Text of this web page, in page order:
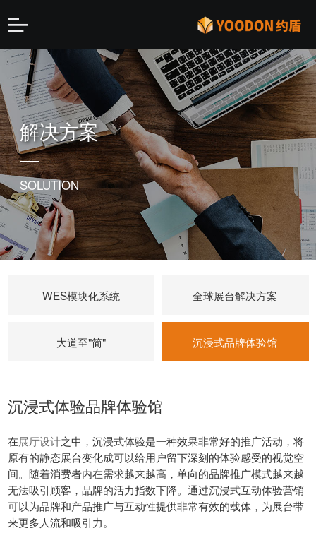
解决方案
SOLUTION
WES模块化系统 全球展台解决方案
大道至"简" 沉浸式品牌体验馆
沉浸式体验品牌体验馆
在展厅设计之中，沉浸式体验是一种效果非常好的推广活动，将
原有的静态展台变化成可以给用户留下深刻的体验感受的视觉空
间。随着消费者内在需求越来越高，单向的品牌推广模式越来越
无法吸引顾客，品牌的活力指数下降。通过沉浸式互动体验营销
可以为品牌和产品推广与互动性提供非常有效的载体，为展台带
来更多人流和吸引力。